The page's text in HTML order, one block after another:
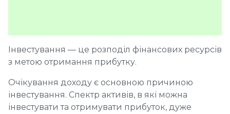
Інвестування — це розподіл фінансових ресурсів
з метою отримання прибутку.
Очікування доходу є основною причиною
інвестування. Спектр активів, в які можна
інвестувати та отримувати прибуток, дуже